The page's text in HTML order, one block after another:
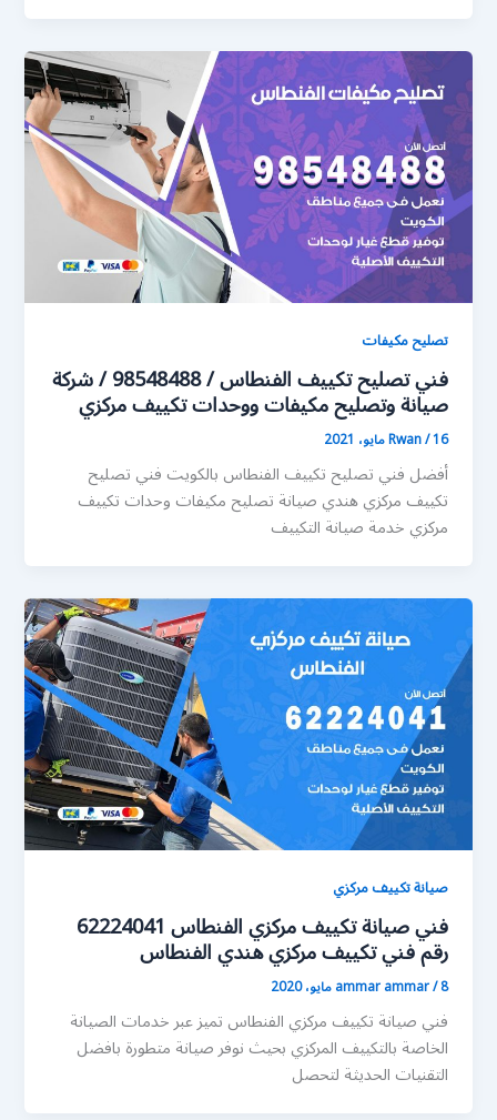
تصليح مكيفات
فني تصليح تكييف الفنطاس / 98548488 / شركة
صيانة وتصليح مكيفات ووحدات تكييف مركزي
Rwan/16 مايو، 2021
أفضل فني تصليح تكييف الفنطاس بالكويت فني تصليح
تكييف مركزي هندي صيانة تصليح مكيفات وحدات تكييف
مركزي خدمة صيانة التكييف
صيانة تكييف مركزي
فني صيانة تكييف مركزي الفنطاس 62224041
رقم فني تكييف مركزي هندي الفنطاس
ammar ammar/8 مايو، 2020
فني صيانة تكييف مركزي الفنطاس تميز عبر خدمات الصيانة
الخاصة بالتكييف المركزي بحيث نوفر صيانة متطورة بافضل
التقنيات الحديثة لتحصل